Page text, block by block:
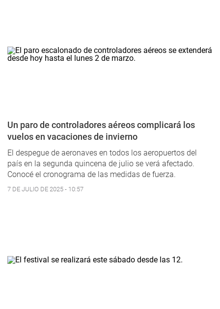
Un paro de controladores aéreos complicará los
vuelos en vacaciones de invierno
El despegue de aeronaves en todos los aeropuertos del
país en la segunda quincena de julio se verá afectado.
Conocé el cronograma de las medidas de fuerza.
7 DE JULIO DE 2025 - 10:57